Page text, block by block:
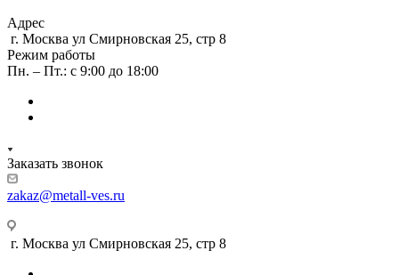
Адрес
г. Москва ул Смирновская 25, стр 8
Режим работы
Пн. – Пт.: с 9:00 до 18:00
Заказать звонок
zakaz@metall-ves.ru
г. Москва ул Смирновская 25, стр 8